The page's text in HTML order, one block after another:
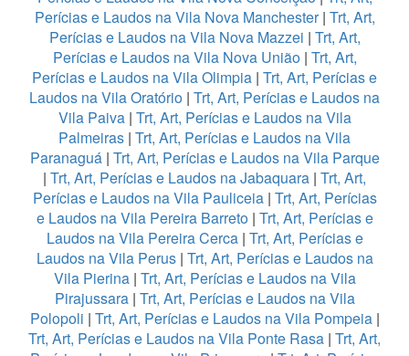
Perícias e Laudos na Vila Nova Manchester| Trt, Art,
Perícias e Laudos na Vila Nova Mazzei | Trt, Art,
Perícias e Laudos na Vila Nova União| Trt, Art,
Perícias e Laudos na Vila Olimpia | Trt, Art, Perícias e
Laudos na Vila Oratório | Trt, Art, Perícias e Laudos na
Vila Paiva| Trt, Art, Perícias e Laudos na Vila
Palmeiras | Trt, Art, Perícias e Laudos na Vila
Paranaguá| Trt, Art, Perícias e Laudos na Vila Parque
| Trt, Art, Perícias e Laudos na Jabaquara | Trt, Art,
Perícias e Laudos na Vila Pauliceia| Trt, Art, Perícias
e Laudos na Vila Pereira Barreto| Trt, Art, Perícias e
Laudos na Vila Pereira Cerca| Trt, Art, Perícias e
Laudos na Vila Perus| Trt, Art, Perícias e Laudos na
Vila Pierina| Trt, Art, Perícias e Laudos na Vila
Pirajussara| Trt, Art, Perícias e Laudos na Vila
Polopoli | Trt, Art, Perícias e Laudos na Vila Pompeia|
Trt, Art, Perícias e Laudos na Vila Ponte Rasa | Trt, Art,